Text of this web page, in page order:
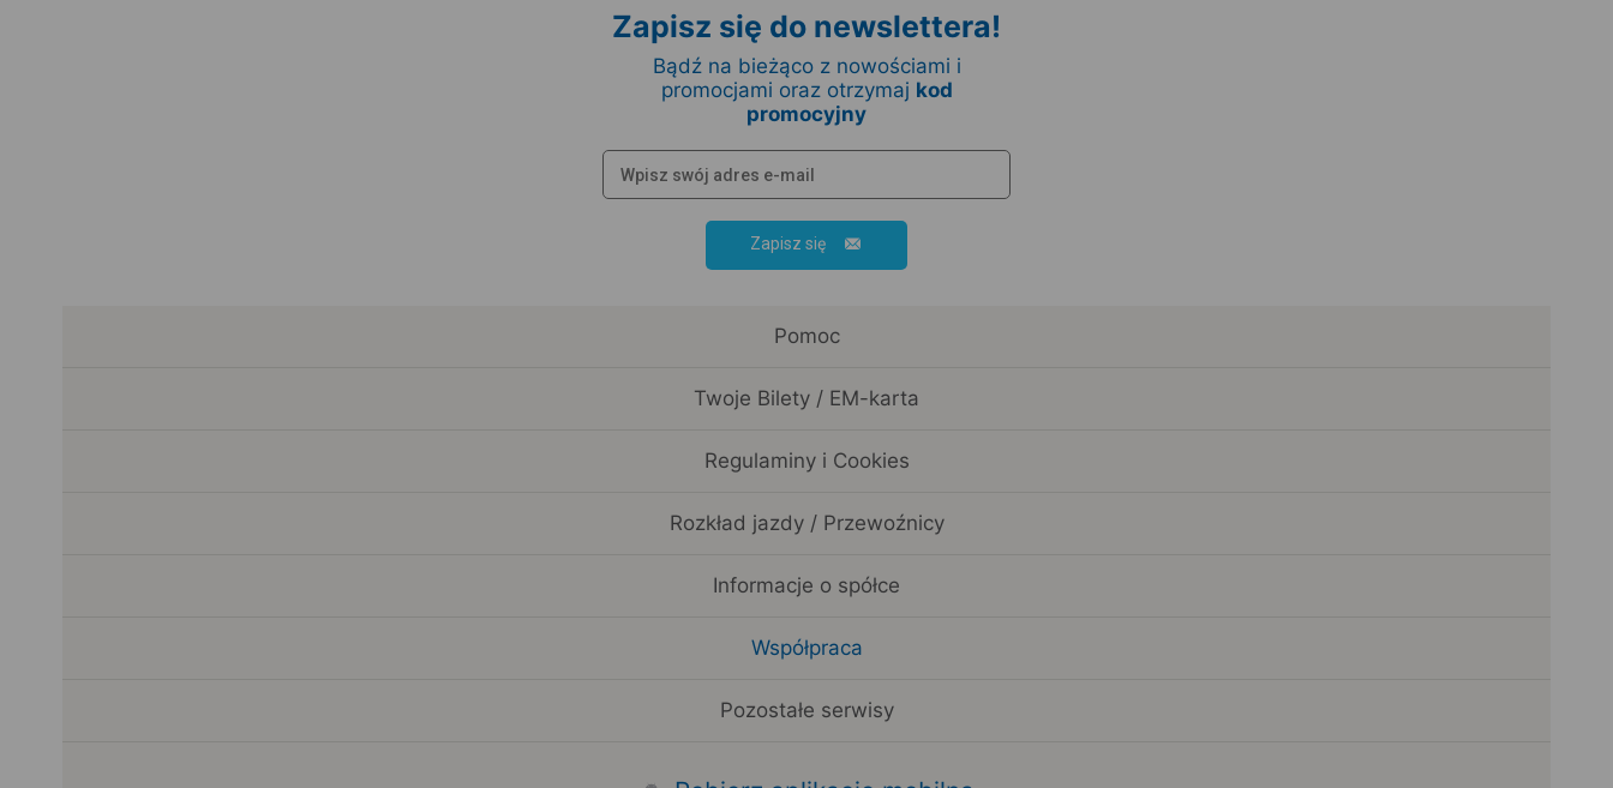
Zapisz się do newslettera!
Bądź na bieżąco z nowościami i
promocjami oraz otrzymaj kod
promocyjny
Zapisz się
Pomoc
Twoje Bilety / EM-karta
Regulaminy i Cookies
Rozkład jazdy / Przewoźnicy
Informacje o spółce
Współpraca
Pozostałe serwisy